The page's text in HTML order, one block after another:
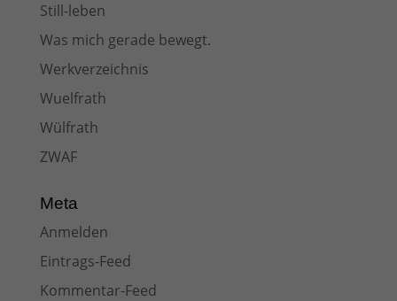
Still-leben
Was mich gerade bewegt.
Werkverzeichnis
Wuelfrath
Wülfrath
ZWAF
Meta
Anmelden
Eintrags-Feed
Kommentar-Feed